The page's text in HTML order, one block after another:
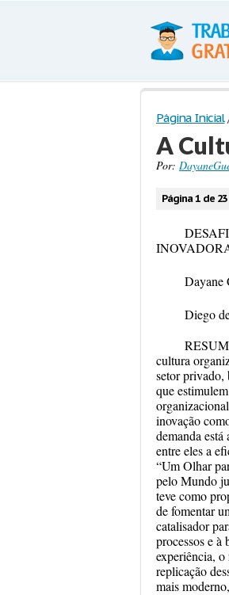
Página Inicial
A
Por:
Página 1 de 23
Dayane
Diego
cultura
setor privado,
que
inovação
demanda
entre eles a
“Um Olhar
pelo Mundo
teve como
de fomentar
catalisador
processos e à
experiência, o
replicação
mais